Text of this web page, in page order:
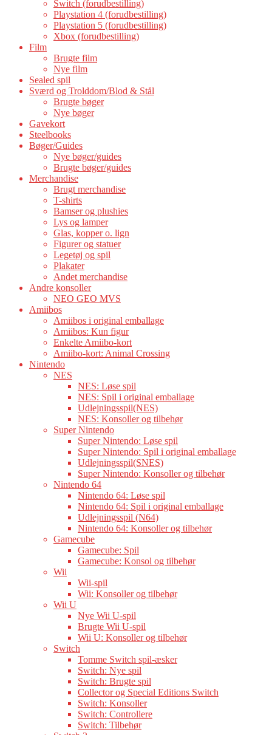
Switch (forudbestilling)
Playstation 4 (forudbestilling)
Playstation 5 (forudbestilling)
Xbox (forudbestilling)
Film
Brugte film
Nye film
Sealed spil
Sværd og Trolddom/Blod & Stål
Brugte bøger
Nye bøger
Gavekort
Steelbooks
Bøger/Guides
Nye bøger/guides
Brugte bøger/guides
Merchandise
Brugt merchandise
T-shirts
Bamser og plushies
Lys og lamper
Glas, kopper o. lign
Figurer og statuer
Legetøj og spil
Plakater
Andet merchandise
Andre konsoller
NEO GEO MVS
Amiibos
Amiibos i original emballage
Amiibos: Kun figur
Enkelte Amiibo-kort
Amiibo-kort: Animal Crossing
Nintendo
NES
NES: Løse spil
NES: Spil i original emballage
Udlejningsspil(NES)
NES: Konsoller og tilbehør
Super Nintendo
Super Nintendo: Løse spil
Super Nintendo: Spil i original emballage
Udlejningsspil(SNES)
Super Nintendo: Konsoller og tilbehør
Nintendo 64
Nintendo 64: Løse spil
Nintendo 64: Spil i original emballage
Udlejningsspil (N64)
Nintendo 64: Konsoller og tilbehør
Gamecube
Gamecube: Spil
Gamecube: Konsol og tilbehør
Wii
Wii-spil
Wii: Konsoller og tilbehør
Wii U
Nye Wii U-spil
Brugte Wii U-spil
Wii U: Konsoller og tilbehør
Switch
Tomme Switch spil-æsker
Switch: Nye spil
Switch: Brugte spil
Collector og Special Editions Switch
Switch: Konsoller
Switch: Controllere
Switch: Tilbehør